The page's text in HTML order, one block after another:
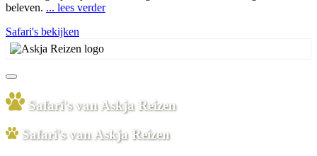
beleven. ... lees verder
Safari's bekijken
Safari's van Askja Reizen
Safari's van Askja Reizen